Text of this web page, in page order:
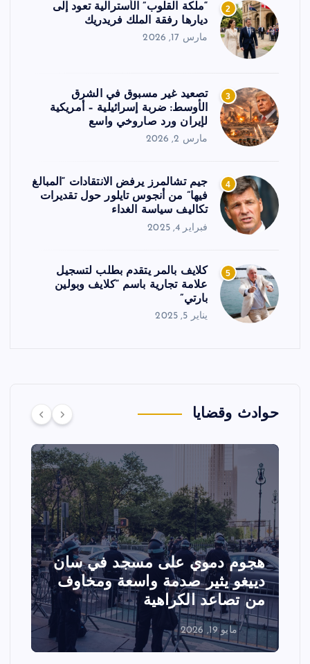
2
“ملكة القلوب” الأسترالية تعود إلى
ديارها رفقة الملك فريدريك
مارس 17, 2026
3
تصعيد غير مسبوق في الشرق
الأوسط: ضربة إسرائيلية – أمريكية
لإيران ورد صاروخي واسع
مارس 2, 2026
4
جيم تشالمرز يرفض الانتقادات “المبالغ
فيها” من أنجوس تايلور حول تقديرات
تكاليف سياسة الغداء
فبراير 4, 2025
5
كلايف بالمر يتقدم بطلب لتسجيل
علامة تجارية باسم “كلايف وبولين
بارتي”
يناير 5, 2025
حوادث وقضايا
هجوم دموي على مسجد في سان
دييغو يثير صدمة واسعة ومخاوف
من تصاعد الكراهية
مايو 19, 2026